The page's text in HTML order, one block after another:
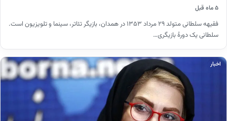
۵ ماه قبل
فقیهه سلطانی متولد ۲۹ مرداد ۱۳۵۳ در همدان، بازیگر تئاتر، سینما و تلویزیون است.
سلطانی یک دورهٔ بازیگری…
اخبار